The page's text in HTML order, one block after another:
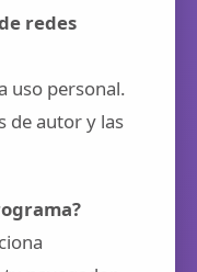
redes
uso personal.
de autor y las